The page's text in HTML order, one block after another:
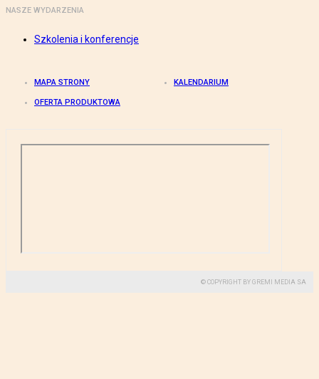
NASZE WYDARZENIA
Szkolenia i konferencje
MAPA STRONY KALENDARIUM
OFERTA PRODUKTOWA
© COPYRIGHT BY GREMI MEDIA SA